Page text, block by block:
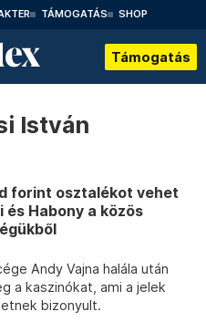
TÁMOGATÁS SHOP
Támogatás
István
forint osztalékot vehet
és Habony a közös
Andy Vajna halála után
a kaszinókat, ami a jelek
bizonyult.